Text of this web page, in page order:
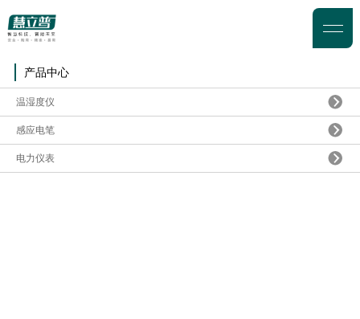
产品中心
温湿度仪
感应电笔
电力仪表